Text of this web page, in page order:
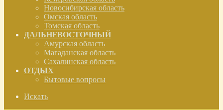
Новосибирская область
Омская область
Томская область
ДАЛЬНЕВОСТОЧНЫЙ
Амурская область
Магаданская область
Сахалинская область
ОТДЫХ
Бытовые вопросы
Искать